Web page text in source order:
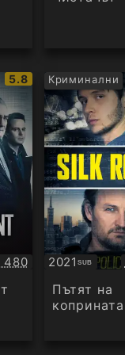
IMDb
рейтинг:
5.8
480
Криминални
2021SUB
Субтитри
Пътят на
коприната